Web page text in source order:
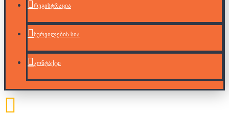
რეგისტრაცია
სურვილების სია
კონტაქტი